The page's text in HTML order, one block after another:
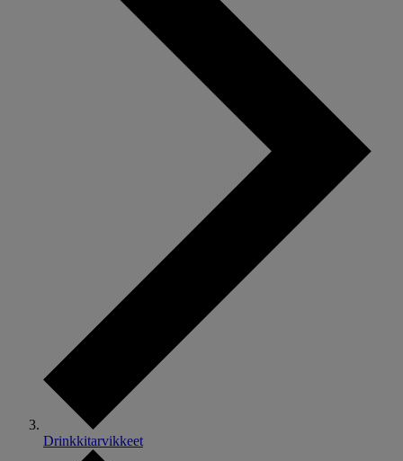
Drinkkitarvikkeet